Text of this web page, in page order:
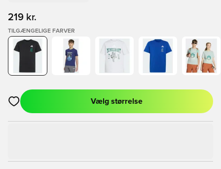
219 kr.
TILGÆNGELIGE FARVER
Åbner en Modal til at logge ind eller tilmelde dig som medlem
Vælg størrelse